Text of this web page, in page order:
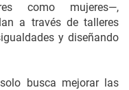
como mujeres—,
a través de talleres
y diseñando
busca mejorar las